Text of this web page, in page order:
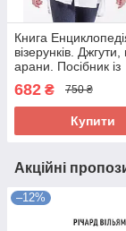
Книга
візерунків. Джгути,
арани. Посібник із
271633
682 ₴ 750 ₴
Купити
Акційні
–12%